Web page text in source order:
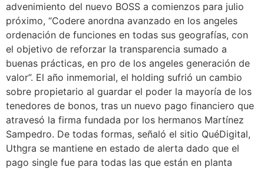
advenimiento del nuevo BOSS a comienzos para julio
próximo, “Codere anordna avanzado en los angeles
ordenación de funciones en todas sus geografías, con
el objetivo de reforzar la transparencia sumado a
buenas prácticas, en pro de los angeles generación de
valor”. El año inmemorial, el holding sufrió un cambio
sobre propietario al guardar el poder la mayoría de los
tenedores de bonos, tras un nuevo pago financiero que
atravesó la firma fundada por los hermanos Martínez
Sampedro. De todas formas, señaló el sitio QuéDigital,
Uthgra se mantiene en estado de alerta dado que el
pago single fue para todas las que están en planta